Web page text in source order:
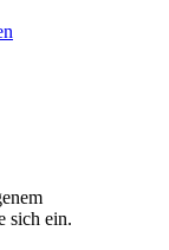
sich ein.